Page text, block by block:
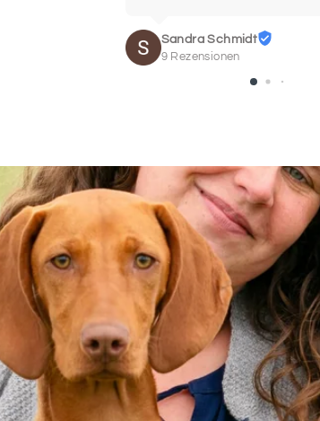
Sandra Schmidt
9 Rezensionen